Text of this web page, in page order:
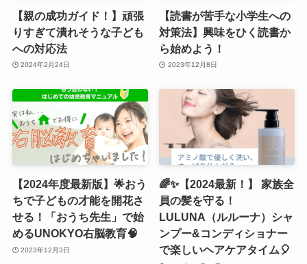
【親の成功ガイド！】頑張
りすぎて潰れそうな子ども
への対応法
2024年2月24日
【読書が苦手な小学生への
対策法】興味をひく読書か
ら始めよう！
2023年12月8日
【2024年度最新版】🌟おう
ちで子どもの才能を開花さ
せる！「おうち先生」で始
めるUNOKYO右脳教育🧠
2023年12月3日
🌈✨【2024最新！】 家族全
員の髪を守る！
LULUNA（ルルーナ）シャ
ンプー&コンディショナー
で楽しいヘアケアタイム🎈